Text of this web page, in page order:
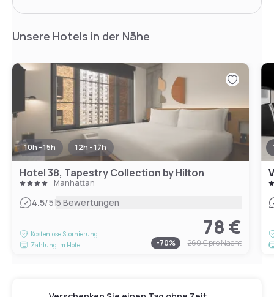
Unsere Hotels in der Nähe
10h - 15h 12h - 17h
Hotel 38, Tapestry Collection by Hilton
Manhattan
4.5/5|5 Bewertungen
Kostenlose Stornierung
Zahlung im Hotel
78 €
-70% 260 €pro Nacht